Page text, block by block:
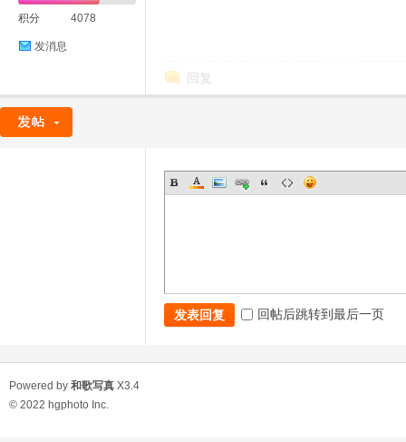
积分 4078
发消息
回复
发表回复 回帖后跳转到最后一页
Powered by 和歌写真 X3.4
© 2022 hgphoto Inc.